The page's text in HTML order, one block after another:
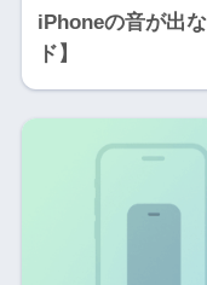
iPhoneの音が出
ド】